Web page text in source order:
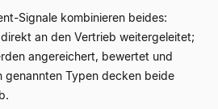
Signale kombinieren beides:
an den Vertrieb weitergeleitet;
angereichert, bewertet und
genannten Typen decken beide